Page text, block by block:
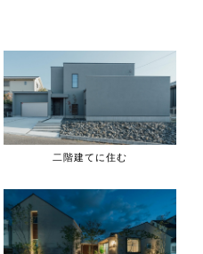
二階建てに住む